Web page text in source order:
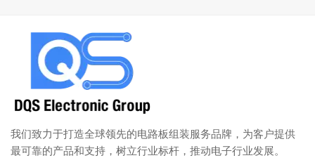
我们致力于打造全球领先的电路板组装服务品牌，为客户提供
最可靠的产品和支持，树立行业标杆，推动电子行业发展。